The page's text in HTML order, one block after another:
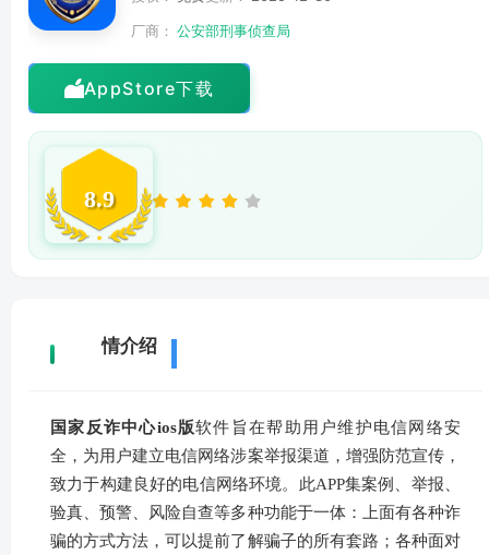
厂商： 公安部刑事侦查局
AppStore下载
8.9
详情介绍
国家反诈中心ios版软件旨在帮助用户维护电信网络安
全，为用户建立电信网络涉案举报渠道，增强防范宣传，
致力于构建良好的电信网络环境。此APP集案例、举报、
验真、预警、风险自查等多种功能于一体：上面有各种诈
骗的方式方法，可以提前了解骗子的所有套路；各种面对